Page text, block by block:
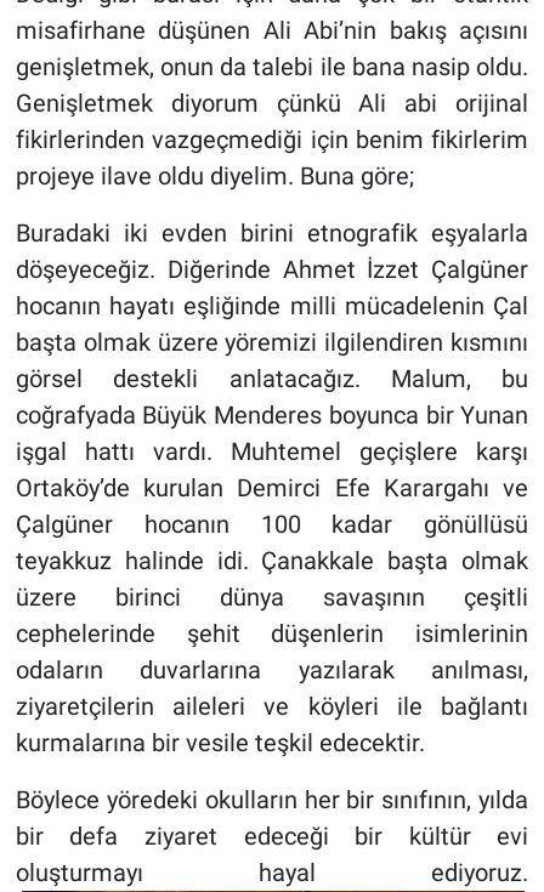
misafirhane düşünen Ali Abi’nin bakış açısını
genişletmek, onun da talebi ile bana nasip oldu.
Genişletmek diyorum çünkü Ali abi orijinal
fikirlerinden vazgeçmediği için benim fikirlerim
projeye ilave oldu diyelim. Buna göre;
Buradaki iki evden birini etnografik eşyalarla
döşeyeceğiz. Diğerinde Ahmet İzzet Çalgüner
hocanın hayatı eşliğinde milli mücadelenin Çal
başta olmak üzere yöremizi ilgilendiren kısmını
görsel destekli anlatacağız. Malum, bu
coğrafyada Büyük Menderes boyunca bir Yunan
işgal hattı vardı. Muhtemel geçişlere karşı
Ortaköy’de kurulan Demirci Efe Karargahı ve
Çalgüner hocanın 100 kadar gönüllüsü
teyakkuz halinde idi. Çanakkale başta olmak
üzere birinci dünya savaşının çeşitli
cephelerinde şehit düşenlerin isimlerinin
odaların duvarlarına yazılarak anılması,
ziyaretçilerin aileleri ve köyleri ile bağlantı
kurmalarına bir vesile teşkil edecektir.
Böylece yöredeki okulların her bir sınıfının, yılda
bir defa ziyaret edeceği bir kültür evi
oluşturmayı hayal ediyoruz.